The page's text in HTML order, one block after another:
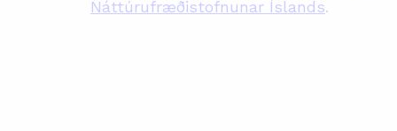
Náttúrufræðistofnunar Íslands.